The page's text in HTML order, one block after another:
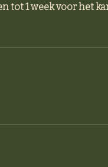
tot 1 week voor het